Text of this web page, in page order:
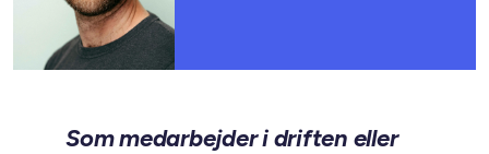
Som medarbejder i driften eller